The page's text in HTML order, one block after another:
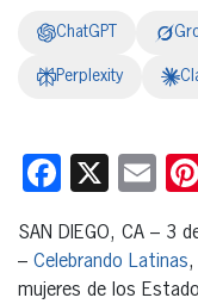
ChatGPT
Perplexity
Facebook
X
SAN DIEGO, CA – 3
– Celebrando Latinas,
mujeres de los